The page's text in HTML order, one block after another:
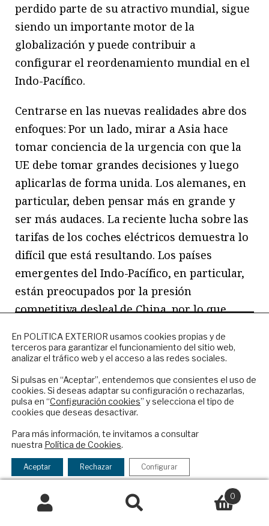
perdido parte de su atractivo mundial, sigue
siendo un importante motor de la
globalización y puede contribuir a
configurar el reordenamiento mundial en el
Indo-Pacífico.
Centrarse en las nuevas realidades abre dos
enfoques: Por un lado, mirar a Asia hace
tomar conciencia de la urgencia con que la
UE debe tomar grandes decisiones y luego
aplicarlas de forma unida. Los alemanes, en
particular, deben pensar más en grande y
ser más audaces. La reciente lucha sobre las
tarifas de los coches eléctricos demuestra lo
difícil que está resultando. Los países
emergentes del Indo-Pacífico, en particular,
están preocupados por la presión
competitiva desleal de China, por lo que
coaliciones más allá del G7 en lugar de hacer
alarde del libre comercio.
Por otra parte, el Indo-Pacífico ofrece
oportunidades de desarrollo para los
próximos años. No solo los europeos
quieren reducir su dependencia de China: los
vecinos del gigante asiático también buscan
opciones para diversificarse y, al hacerlo,
también miran hacia Europa. Lo que quieren
Buscar
0
En POLíTICA EXTERIOR usamos cookies propias y de
terceros para garantizar el funcionamiento del sitio web,
analizar el tráfico web y el acceso a las redes sociales.
Si pulsas en “Aceptar”, entendemos que consientes el uso de
cookies. Si deseas adaptar su configuración o rechazarlas,
pulsa en “Configuración cookies” y selecciona el tipo de
cookies que deseas desactivar.
Para más información, te invitamos a consultar
nuestra Política de Cookies.
Aceptar Rechazar Configurar
NEWSLETTER
Suscríbase a nuestro boletín electrónico y
reciba en su correo el mejor análisis
internacional en español.
Checkbox
acepto
la
política
de
política de privacidad